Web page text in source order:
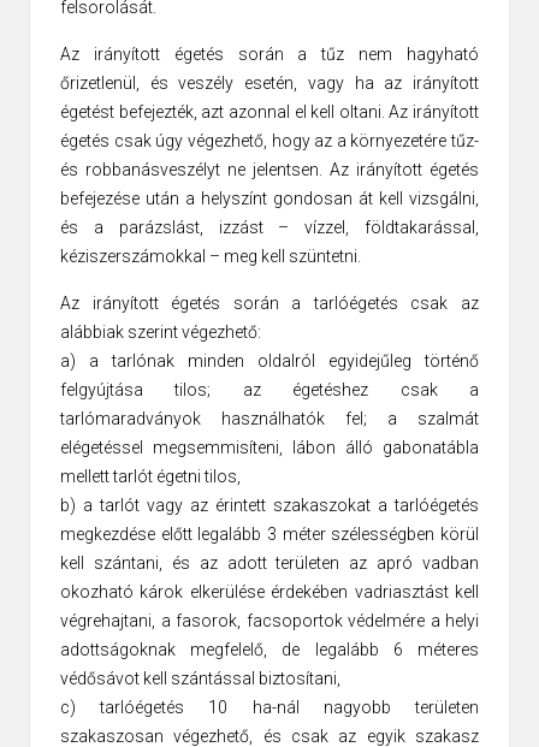
felsorolását.
Az irányított égetés során a tűz nem hagyható
őrizetlenül, és veszély esetén, vagy ha az irányított
égetést befejezték, azt azonnal el kell oltani. Az irányított
égetés csak úgy végezhető, hogy az a környezetére tűz-
és robbanásveszélyt ne jelentsen. Az irányított égetés
befejezése után a helyszínt gondosan át kell vizsgálni,
és a parázslást, izzást – vízzel, földtakarással,
kéziszerszámokkal – meg kell szüntetni.
Az irányított égetés során a tarlóégetés csak az
alábbiak szerint végezhető:
a) a tarlónak minden oldalról egyidejűleg történő
felgyújtása tilos; az égetéshez csak a
tarlómaradványok használhatók fel; a szalmát
elégetéssel megsemmisíteni, lábon álló gabonatábla
mellett tarlót égetni tilos,
b) a tarlót vagy az érintett szakaszokat a tarlóégetés
megkezdése előtt legalább 3 méter szélességben körül
kell szántani, és az adott területen az apró vadban
okozható károk elkerülése érdekében vadriasztást kell
végrehajtani, a fasorok, facsoportok védelmére a helyi
adottságoknak megfelelő, de legalább 6 méteres
védősávot kell szántással biztosítani,
c) tarlóégetés 10 ha-nál nagyobb területen
szakaszosan végezhető, és csak az egyik szakasz